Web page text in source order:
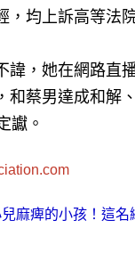
，均上訴高等法
諱，她在網路直
和蔡男達成和解
讞。
麻痺的小孩！這名